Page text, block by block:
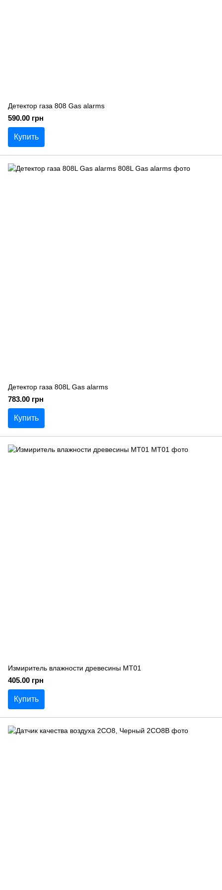
Детектор газа 808 Gas alarms
590.00 грн
Купить
Детектор газа 808L Gas alarms
783.00 грн
Купить
Измиритель влажности древесины MT01
405.00 грн
Купить